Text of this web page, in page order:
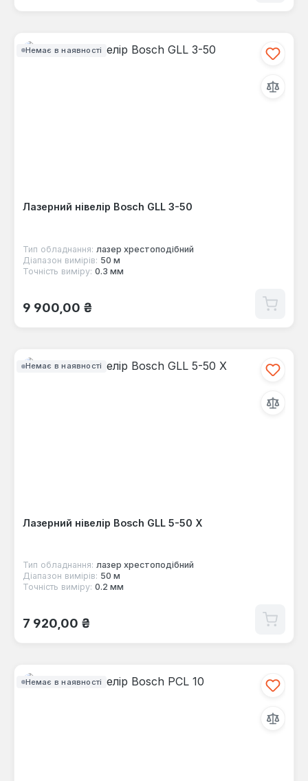
Немає в наявності
Лазерний нівелір Bosch GLL 3-50
Тип обладнання: лазер хрестоподібний
Діапазон вимірів: 50 м
Точність виміру: 0.3 мм
Звичайна ціна:
9 900,00 ₴
Немає в наявності
Лазерний нівелір Bosch GLL 5-50 X
Тип обладнання: лазер хрестоподібний
Діапазон вимірів: 50 м
Точність виміру: 0.2 мм
Звичайна ціна:
7 920,00 ₴
Немає в наявності